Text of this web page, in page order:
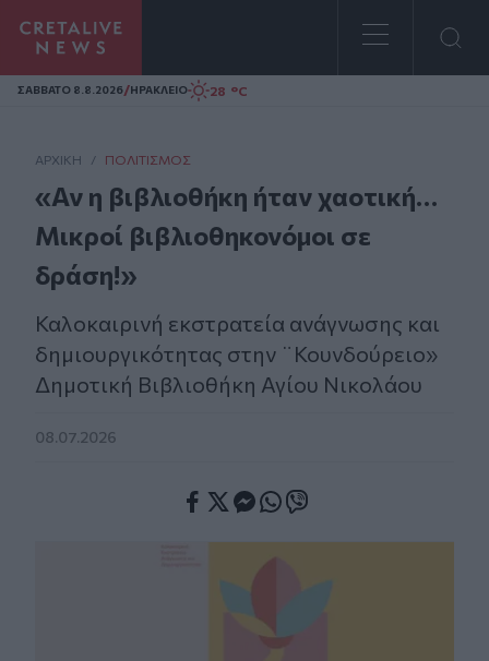
Homepage
ΣAΒΒΑΤΟ 8.8.2026/ΗΡΑΚΛΕΙΟ 28 °C
ΑΡΧΙΚΗ / ΠΟΛΙΤΙΣΜΌΣ
«Αν η βιβλιοθήκη ήταν χαοτική…
Μικροί βιβλιοθηκονόμοι σε
δράση!»
Καλοκαιρινή εκστρατεία ανάγνωσης και
δημιουργικότητας στην ¨Κουνδούρειο»
Δημοτική Βιβλιοθήκη Αγίου Νικολάου
08.07.2026